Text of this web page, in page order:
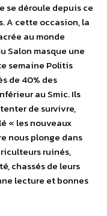
se déroule depuis ce
A cette occasion, la
au monde
Salon masque une
semaine Politis
de 40% des
au Smic. Ils
de survivre,
« les nouveaux
nous plonge dans
ruinés,
chassés de leurs
lecture et bonnes